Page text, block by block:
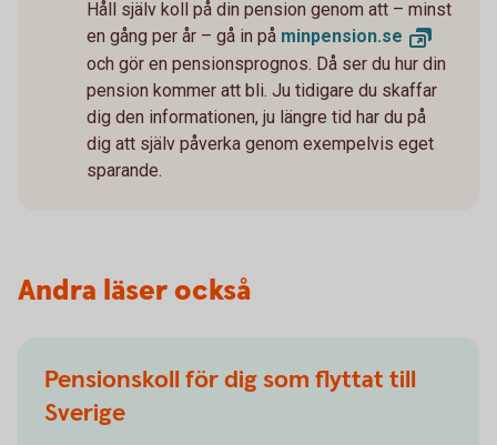
Håll själv koll på din pension genom att – minst
en gång per år – gå in på minpension.se
och gör en pensionsprognos. Då ser du hur din
pension kommer att bli. Ju tidigare du skaffar
dig den informationen, ju längre tid har du på
dig att själv påverka genom exempelvis eget
sparande.
Andra läser också
Pensionskoll för dig som flyttat till
Sverige